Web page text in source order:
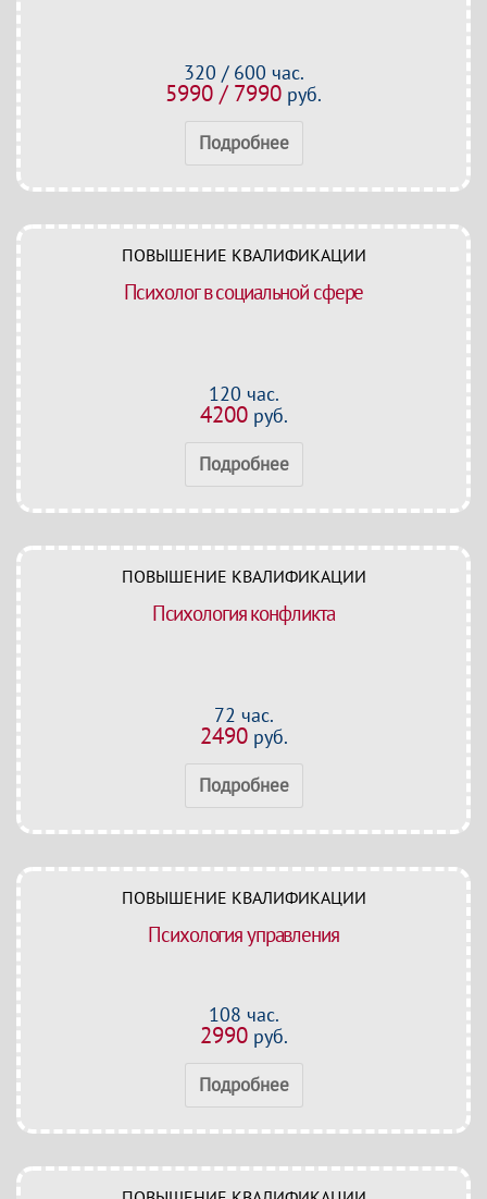
320 / 600 час.
5990 / 7990 руб.
Подробнее
ПОВЫШЕНИЕ КВАЛИФИКАЦИИ
Психолог в социальной сфере
120 час.
4200руб.
Подробнее
ПОВЫШЕНИЕ КВАЛИФИКАЦИИ
Психология конфликта
72 час.
2490руб.
Подробнее
ПОВЫШЕНИЕ КВАЛИФИКАЦИИ
Психология управления
108 час.
2990руб.
Подробнее